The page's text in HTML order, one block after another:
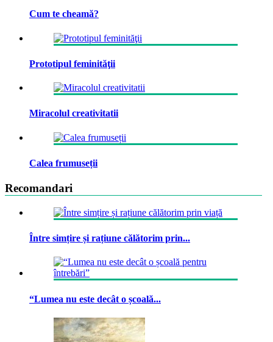
Cum te cheamă?
Prototipul feminităţii
Miracolul creativitatii
Calea frumuseții
Recomandari
Între simțire și rațiune călătorim prin...
“Lumea nu este decât o școală...